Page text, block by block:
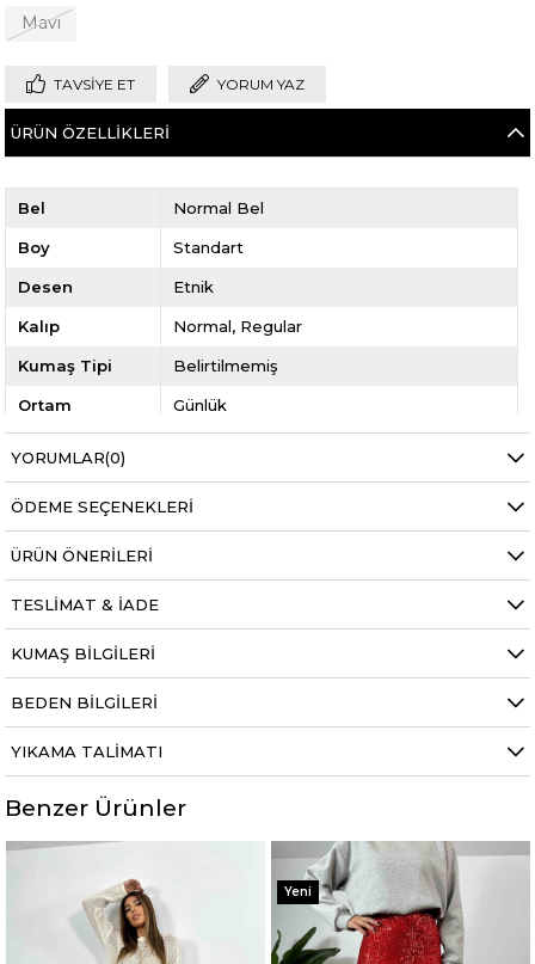
Mavi
TAVSIYE ET YORUM YAZ
ÜRÜN ÖZELLIKLERI
Bel Normal Bel
Boy Standart
Desen Etnik
Kalıp Normal Regular
Kumaş Tipi Belirtilmemiş
Ortam Günlük
YORUMLAR(0)
ÖDEME SEÇENEKLERI
ÜRÜN ÖNERILERI
TESLIMAT & İADE
KUMAŞ BILGILERI
BEDEN BILGILERI
YIKAMA TALIMATI
Benzer Ürünler
%50
Yeni